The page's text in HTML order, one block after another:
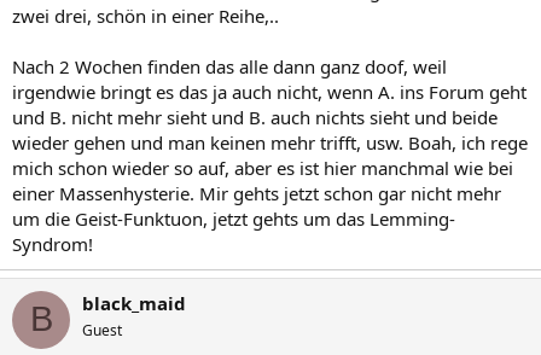
zwei drei, schön in einer Reihe,..
Nach 2 Wochen finden das alle dann ganz doof, weil
irgendwie bringt es das ja auch nicht, wenn A. ins Forum geht
und B. nicht mehr sieht und B. auch nichts sieht und beide
wieder gehen und man keinen mehr trifft, usw. Boah, ich rege
mich schon wieder so auf, aber es ist hier manchmal wie bei
einer Massenhysterie. Mir gehts jetzt schon gar nicht mehr
um die Geist-Funktuon, jetzt gehts um das Lemming-
Syndrom!
B black_maid
Guest